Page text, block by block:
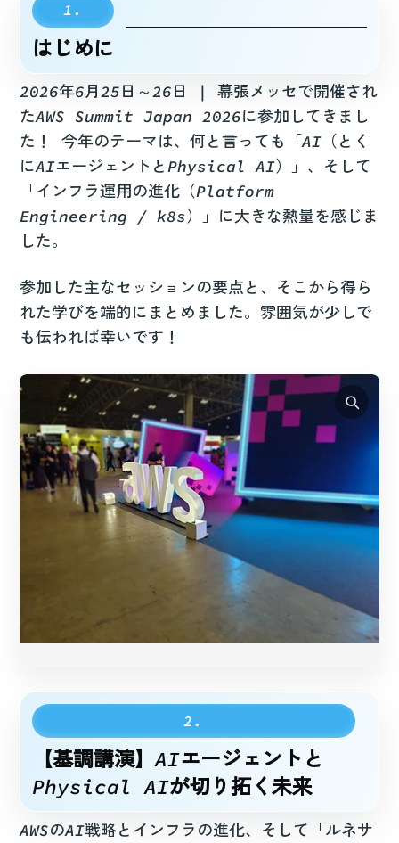
はじめに
2026年6月25日～26日 | 幕張メッセで開催され
たAWS Summit Japan 2026に参加してきまし
た！ 今年のテーマは、何と言っても「AI（とく
にAIエージェントとPhysical AI）」、そして
「インフラ運用の進化（Platform
Engineering / k8s）」に大きな熱量を感じま
した。
参加した主なセッションの要点と、そこから得ら
れた学びを端的にまとめました。雰囲気が少しで
も伝われば幸いです！
【基調講演】AIエージェントと
Physical AIが切り拓く未来
AWSのAI戦略とインフラの進化、そして「ルネサ